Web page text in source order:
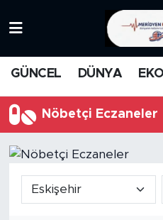
GÜNCEL DÜNYA
Nöbetçi Eczaneler
MEDYA
FİNANS
Trafik Durumu
Süper Lig Puan